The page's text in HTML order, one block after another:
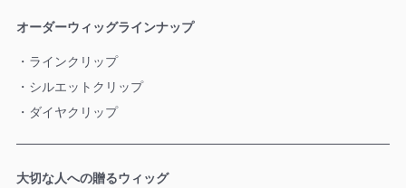
オーダーウィッグラインナップ
ラインクリップ
シルエットクリップ
ダイヤクリップ
大切な人への贈るウィッグ